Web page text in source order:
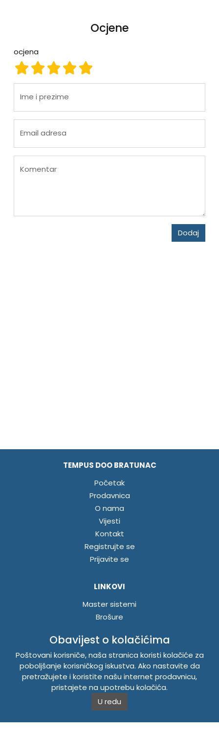
Ocjene
ocjena
ocjena 5
ocjena 4
ocjena 3
ocjena 2
ocjena 1
Ime i prezime
Email adresa
Komentar
Dodaj
TEMPUS DOO BRATUNAC
Početak
Prodavnica
O nama
Vijesti
Kontakt
Registrujte se
Prijavite se
LINKOVI
Master sistemi
Brošure
INFORMACIJE
Politika o kolačićima
Uslovi korištenja
Politika privatnosti
Obavijest o kolačićima
Poštovani korisniče, naša stranica koristi kolačiće za
poboljšanje korisničkog iskustva. Ako nastavite da
pretražujete i koristite našu internet prodavnicu,
pristajete na upotrebu kolačića.
U redu